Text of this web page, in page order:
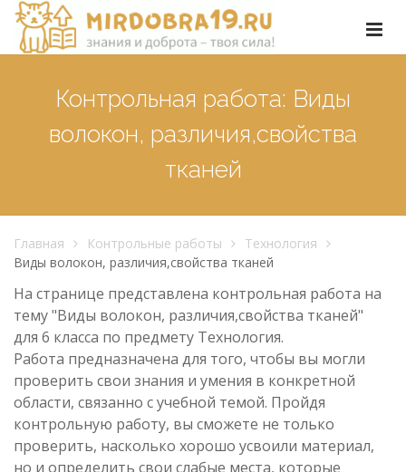
Контрольная работа: Виды
волокон, различия,свойства
тканей
Главная Контрольные работы
Технология
Виды волокон, различия,свойства тканей
На странице представлена контрольная работа на
тему "Виды волокон, различия,свойства тканей"
для 6 класса по предмету Технология.
Работа предназначена для того, чтобы вы могли
проверить свои знания и умения в конкретной
области, связанно с учебной темой. Пройдя
контрольную работу, вы сможете не только
проверить, насколько хорошо усвоили материал,
но и определить свои слабые места, которые